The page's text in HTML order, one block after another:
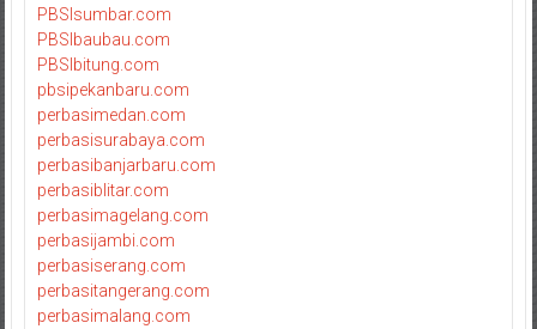
PBSIsumbar.com
PBSIbaubau.com
PBSIbitung.com
pbsipekanbaru.com
perbasimedan.com
perbasisurabaya.com
perbasibanjarbaru.com
perbasiblitar.com
perbasimagelang.com
perbasijambi.com
perbasiserang.com
perbasitangerang.com
perbasimalang.com